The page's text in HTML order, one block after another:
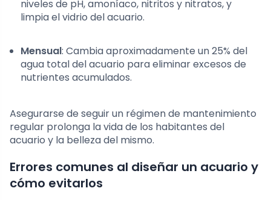
niveles de pH, amoníaco, nitritos y nitratos, y
limpia el vidrio del acuario.
Mensual: Cambia aproximadamente un 25% del
agua total del acuario para eliminar excesos de
nutrientes acumulados.
Asegurarse de seguir un régimen de mantenimiento
regular prolonga la vida de los habitantes del
acuario y la belleza del mismo.
Errores comunes al diseñar un acuario y
cómo evitarlos